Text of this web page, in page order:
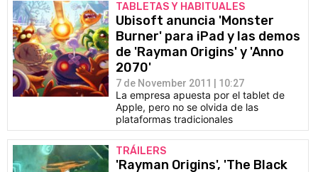
TABLETAS Y HABITUALES
Ubisoft anuncia 'Monster
Burner' para iPad y las demos
de 'Rayman Origins' y 'Anno
2070'
7 de November 2011 | 10:27
La empresa apuesta por el tablet de
Apple, pero no se olvida de las
plataformas tradicionales
TRÁILERS
'Rayman Origins', 'The Black